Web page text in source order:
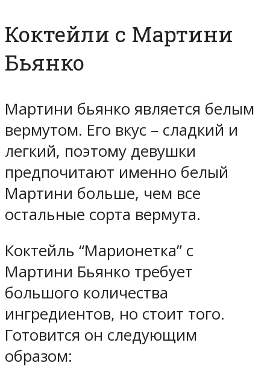
Коктейли с Мартини
Бьянко
Мартини бьянко является белым
вермутом. Его вкус – сладкий и
легкий, поэтому девушки
предпочитают именно белый
Мартини больше, чем все
остальные сорта вермута.
Коктейль “Марионетка” с
Мартини Бьянко требует
большого количества
ингредиентов, но стоит того.
Готовится он следующим
образом: